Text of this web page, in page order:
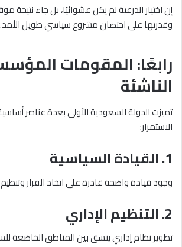
إن اختيار الدرعية لم يكن عشوائيًا، بل جاء نتيجة
وقدرتها على احتضان مشروع سياسي طويل الأمد.
رابعًا: المقومات
الناشئة
تميزت الدولة السعودية الأولى بعدة عناصر
الاستمرار:
1. القيادة السياسية
وجود قيادة واضحة قادرة على اتخاذ القرار
2. التنظيم الإداري
تطوير نظام إداري ينسق بين المناطق الخاضعة